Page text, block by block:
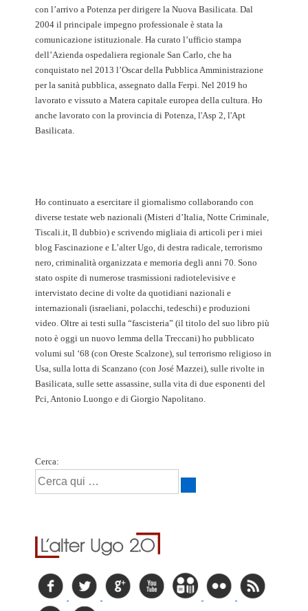
con l’arrivo a Potenza per dirigere la Nuova Basilicata. Dal
2004 il principale impegno professionale è stata la
comunicazione istituzionale. Ha curato l’ufficio stampa
dell’Azienda ospedaliera regionale San Carlo, che ha
conquistato nel 2013 l’Oscar della Pubblica Amministrazione
per la sanità pubblica, assegnato dalla Ferpi. Nel 2019 ho
lavorato e vissuto a Matera capitale europea della cultura. Ho
anche lavorato con la provincia di Potenza, l'Asp 2, l'Apt
Basilicata.
Ho continuato a esercitare il giornalismo collaborando con
diverse testate web nazionali (Misteri d’Italia, Notte Criminale,
Tiscali.it, Il dubbio) e scrivendo migliaia di articoli per i miei
blog Fascinazione e L’alter Ugo, di destra radicale, terrorismo
nero, criminalità organizzata e memoria degli anni 70. Sono
stato ospite di numerose trasmissioni radiotelevisive e
intervistato decine di volte da quotidiani nazionali e
internazionali (israeliani, polacchi, tedeschi) e produzioni
video. Oltre ai testi sulla “fascisteria” (il titolo del suo libro più
noto è oggi un nuovo lemma della Treccani) ho pubblicato
volumi sul ‘68 (con Oreste Scalzone), sul terrorismo religioso in
Usa, sulla lotta di Scanzano (con José Mazzei), sulle rivolte in
Basilicata, sulle sette assassine, sulla vita di due esponenti del
Pci, Antonio Luongo e di Giorgio Napolitano.
Cerca: